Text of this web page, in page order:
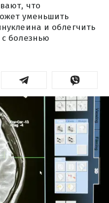
что
уменьшить
и облегчить
болезнью